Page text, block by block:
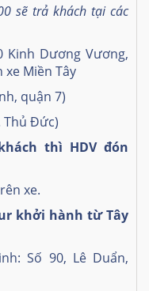
sẽ trả khách tại các
Kinh Dương Vương,
xe Miền Tây
quận 7)
Thủ Đức)
thì HDV đón
xe.
khởi hành từ Tây
Số 90, Lê Duẩn,